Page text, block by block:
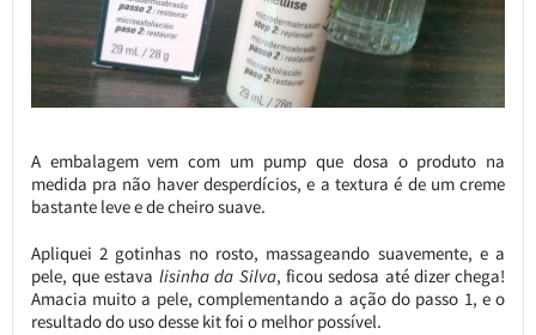
A embalagem vem com um pump que dosa o produto na
medida pra não haver desperdícios, e a textura é de um creme
bastante leve e de cheiro suave.
Apliquei 2 gotinhas no rosto, massageando suavemente, e a
pele, que estava lisinha da Silva, ficou sedosa até dizer chega!
Amacia muito a pele, complementando a ação do passo 1, e o
resultado do uso desse kit foi o melhor possível.